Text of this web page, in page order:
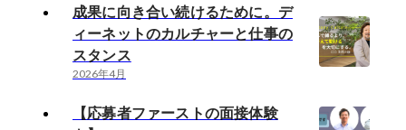
成果に向き合い続けるために。デ
ィーネットのカルチャーと仕事の
スタンス
2026年4月
【応募者ファーストの面接体験